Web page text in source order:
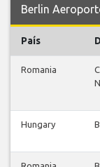
Berlin
País
Romania
Hungary